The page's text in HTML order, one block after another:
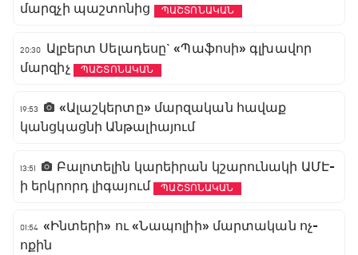
մարզչի պաշտոնից
ՊԱՇՏՈՆԱԿԱՆ
20:30
Ալբերտ Սելադեսը` «Պաֆոսի» գլխավոր
մարզիչ
ՊԱՇՏՈՆԱԿԱՆ
19:53
«Ալաշկերտը» մարզական հավաք
կանցկացնի Անթալիայում
13:51
Բալոտելին կարեիրան կշարունակի ԱՄԷ-
ի երկրորդ լիգայում
ՊԱՇՏՈՆԱԿԱՆ
01:54 «Ինտերի» ու «Նապոլիի» մարտական ոչ-
ոքին